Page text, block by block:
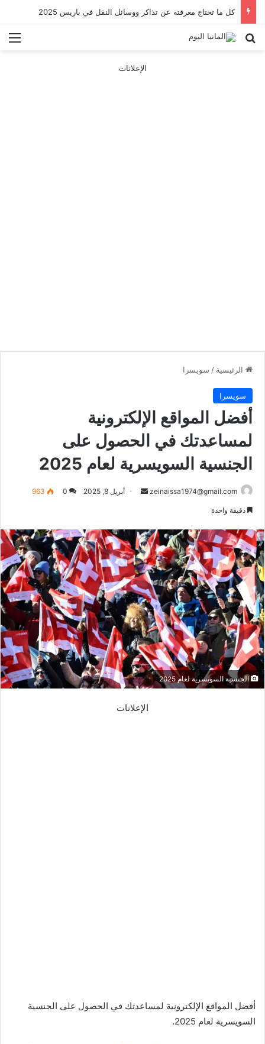
كل ما تحتاج معرفته عن تذاكر ووسائل النقل في باريس 2025
بحث عن
الإعلانات
الرئيسية / سويسرا
سويسرا
أفضل المواقع الإلكترونية
لمساعدتك في الحصول على
الجنسية السويسرية لعام 2025
zeinaissa1974@gmail.com
أرسل أبريل 8, 2025 0
963
دقيقة واحدة
الجنسية السويسرية لعام 2025
الإعلانات
أفضل المواقع الإلكترونية لمساعدتك في الحصول على الجنسية
السويسرية لعام 2025.